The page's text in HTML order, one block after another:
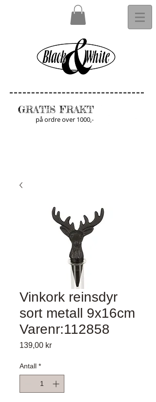
GRATIS FRAKT
på ordre over 1000,-
Vinkork reinsdyr
sort metall 9x16cm
Varenr:112858
139,00 krPris
Antall *